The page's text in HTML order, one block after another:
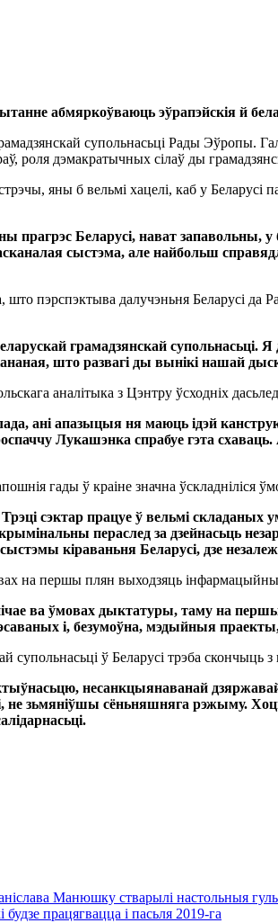
абмяркоўваюць эўрапэйскія й
супольнасьці Рады Эўропы.
роля дэмакратычных сілаў ды
яны б вельмі хацелі, каб у
прагрэс Беларусі, нават
сыстэма, але найбольш
пэрспэктыва далучэньня Беларусі
грамадзянскай
што развагі ды вынікі нашай
аналітыка з Цэнтру ўсходніх
ані апазыцыя ня маюць ідэй
Лукашэнка спрабуе гэта
гады ў краіне значна ўскладніліся
сэктар працуе ў вельмі
пераслед за дзейнасьць
кіраваньня Беларусі, дзе
на першы плян выходзяць
ва ўмовах дыктатуры, таму на
і, безумоўна, мэдыйныя
супольнасьці ў Беларусі трэба скончыць
несанкцыянаванай
зьмяніўшы сёньняшняга рэжыму.
Манюшку стварылі настольныя
працягвацца і пасьля 2019-га